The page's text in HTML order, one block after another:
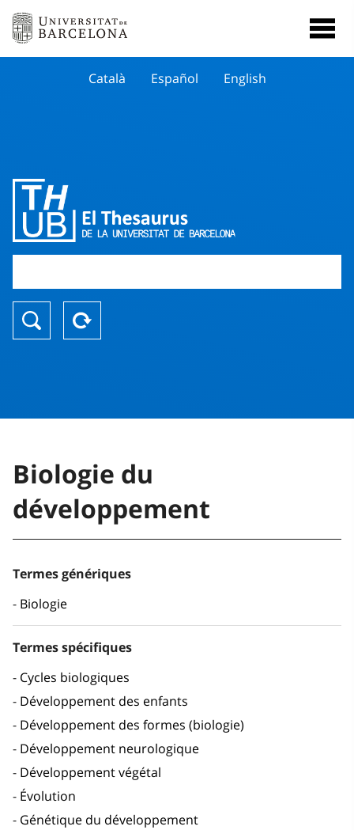
Català Español English
Biologie du
développement
Termes génériques
Biologie
Termes spécifiques
Cycles biologiques
Développement des enfants
Développement des formes (biologie)
Développement neurologique
Développement végétal
Évolution
Génétique du développement